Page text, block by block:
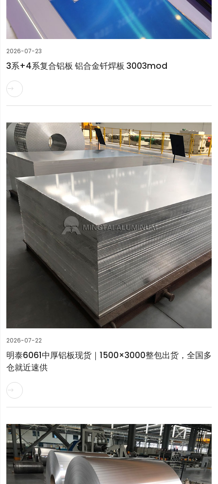
2026-07-23
3系+4系复合铝板 铝合金钎焊板 3003mod

2026-07-22
明泰6061中厚铝板现货｜1500×3000整包出货，全国多
仓就近速供
